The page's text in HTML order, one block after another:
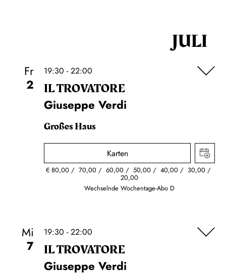
JULI
Fr
2
19:30 - 22:00
IL TROVA­TORE
Giuseppe Verdi
Großes Haus
Karten
€80,00 70,00 60,00 50,00 40,00 30,00
20,00
Wechselnde Wochentage-Abo D
Mi
7
19:30 - 22:00
IL TROVA­TORE
Giuseppe Verdi